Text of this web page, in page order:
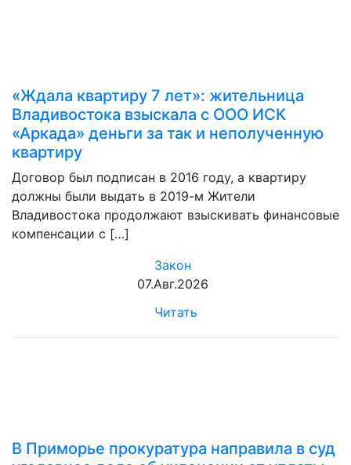
«Ждала квартиру 7 лет»: жительница
Владивостока взыскала с ООО ИСК
«Аркада» деньги за так и неполученную
квартиру
Договор был подписан в 2016 году, а квартиру
должны были выдать в 2019-м Жители
Владивостока продолжают взыскивать финансовые
компенсации с […]
Закон
07.Авг.2026
Читать
В Приморье прокуратура направила в суд